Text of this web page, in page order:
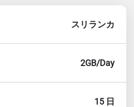
スリランカ
2GB/Day
15 日